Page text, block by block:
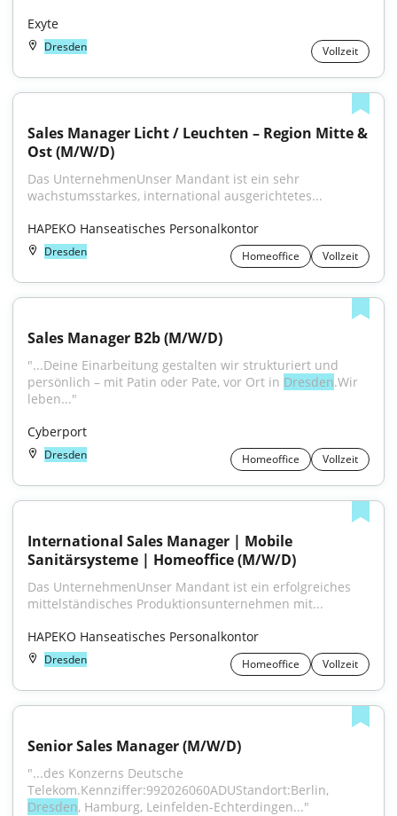
Exyte
Dresden Vollzeit
Sales Manager Licht / Leuchten – Region Mitte &
Ost (M/W/D)
Das UnternehmenUnser Mandant ist ein sehr
wachstumsstarkes, international ausgerichtetes...
HAPEKO Hanseatisches Personalkontor
Dresden Homeoffice Vollzeit
Sales Manager B2b (M/W/D)
"...Deine Einarbeitung gestalten wir strukturiert und
persönlich – mit Patin oder Pate, vor Ort in Dresden.Wir
leben..."
Cyberport
Dresden Homeoffice Vollzeit
International Sales Manager | Mobile
Sanitärsysteme | Homeoffice (M/W/D)
Das UnternehmenUnser Mandant ist ein erfolgreiches
mittelständisches Produktionsunternehmen mit...
HAPEKO Hanseatisches Personalkontor
Dresden Homeoffice Vollzeit
Senior Sales Manager (M/W/D)
"...des Konzerns Deutsche
Dresden, Hamburg, Leinfelden-Echterdingen..."